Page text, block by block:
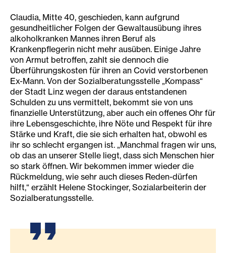
Claudia, Mitte 40, geschieden, kann aufgrund
gesundheitlicher Folgen der Gewaltausübung ihres
alkoholkranken Mannes ihren Beruf als
Krankenpflegerin nicht mehr ausüben. Einige Jahre
von Armut betroffen, zahlt sie dennoch die
Überführungskosten für ihren an Covid verstorbenen
Ex-Mann. Von der Sozialberatungsstelle „Kompass“
der Stadt Linz wegen der daraus entstandenen
Schulden zu uns vermittelt, bekommt sie von uns
finanzielle Unterstützung, aber auch ein offenes Ohr für
ihre Lebensgeschichte, ihre Nöte und Respekt für ihre
Stärke und Kraft, die sie sich erhalten hat, obwohl es
ihr so schlecht ergangen ist. „Manchmal fragen wir uns,
ob das an unserer Stelle liegt, dass sich Menschen hier
so stark öffnen. Wir bekommen immer wieder die
Rückmeldung, wie sehr auch dieses Reden-dürfen
hilft,“ erzählt Helene Stockinger, Sozialarbeiterin der
Sozialberatungsstelle.